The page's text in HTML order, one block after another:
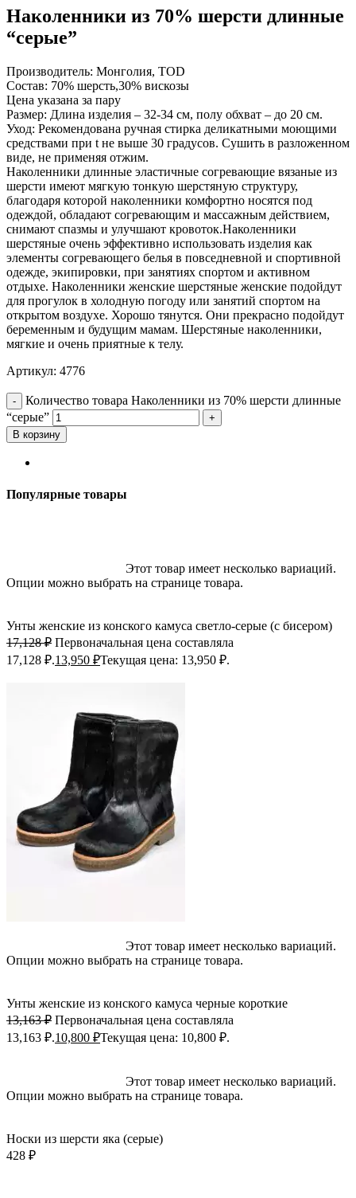
Наколенники из 70% шерсти длинные
“серые”
Производитель: Монголия, TOD
Состав: 70% шерсть,30% вискозы
Цена указана за пару
Размер: Длина изделия – 32-34 см, полу обхват – до 20 см.
Уход: Рекомендована ручная стирка деликатными моющими
средствами при t не выше 30 градусов. Сушить в разложенном
виде, не применяя отжим.
Наколенники длинные эластичные согревающие вязаные из
шерсти имеют мягкую тонкую шерстяную структуру,
благодаря которой наколенники комфортно носятся под
одеждой, обладают согревающим и массажным действием,
снимают спазмы и улучшают кровоток.Наколенники
шерстяные очень эффективно использовать изделия как
элементы согревающего белья в повседневной и спортивной
одежде, экипировки, при занятиях спортом и активном
отдыхе. Наколенники женские шерстяные женские подойдут
для прогулок в холодную погоду или занятий спортом на
открытом воздухе. Хорошо тянутся. Они прекрасно подойдут
беременным и будущим мамам. Шерстяные наколенники,
мягкие и очень приятные к телу.
Артикул: 4776
Количество товара Наколенники из 70% шерсти длинные
“серые”
В корзину
Популярные товары
Этот товар имеет несколько вариаций.
Опции можно выбрать на странице товара.
Унты женские из конского камуса светло-серые (с бисером)
17,128₽ Первоначальная цена составляла
17,128 ₽.13,950 ₽Текущая цена: 13,950 ₽.
Этот товар имеет несколько вариаций.
Опции можно выбрать на странице товара.
Унты женские из конского камуса черные короткие
13,163₽ Первоначальная цена составляла
13,163 ₽.10,800 ₽Текущая цена: 10,800 ₽.
Этот товар имеет несколько вариаций.
Опции можно выбрать на странице товара.
Носки из шерсти яка (серые)
428 ₽